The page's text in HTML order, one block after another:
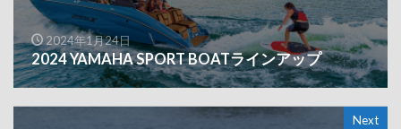
2024年1月24日
2024 YAMAHA SPORT BOATラインアップ
Next